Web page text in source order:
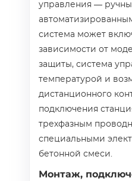
управления —
система может
зависимости от
защиты, система
температурой и
дистанционного
подключения
трехфазным
специальными
бетонной смеси.
Монтаж,